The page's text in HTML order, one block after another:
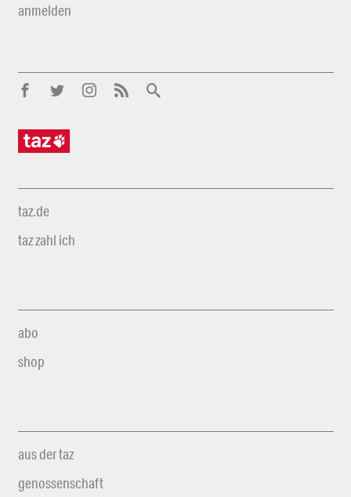
anmelden
taz.de
taz zahl ich
abo
shop
aus der taz
genossenschaft